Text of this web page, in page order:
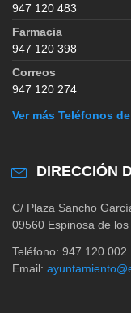
947 120 483
Farmacia
947 120 398
Correos
947 120 274
Ver más Teléfonos
DIRECCIÓN
C/ Plaza Sancho
09560 Espinosa de
Teléfono: 947 120 002
Email: